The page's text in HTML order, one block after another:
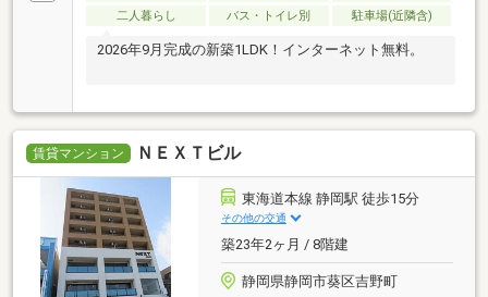
二人暮らし
バス・トイレ別 駐車場(近隣含)
2026年9月完成の新築1LDK！インターネット無料。
賃貸マンション ＮＥＸＴビル
東海道本線 静岡駅 徒歩15分
その他の交通
築23年2ヶ月 / 8階建
静岡県静岡市葵区吉野町